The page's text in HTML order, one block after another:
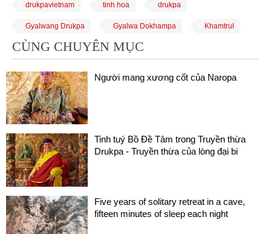
drukpavietnam tinh hoa drukpa
Gyalwang Drukpa Gyalwa Dokhampa Khamtrul
CÙNG CHUYÊN MỤC
Người mang xương cốt của Naropa
Tinh tuý Bồ Đề Tâm trong Truyền thừa
Drukpa - Truyền thừa của lòng đại bi
Five years of solitary retreat in a cave,
fifteen minutes of sleep each night